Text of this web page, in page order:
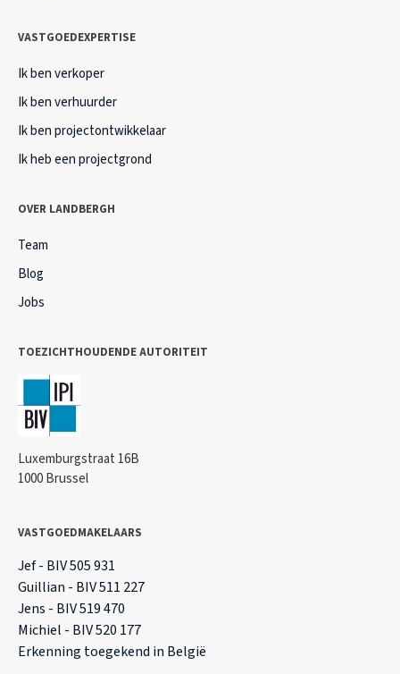
Ruime woning met grote tuin en zwembad in Merelbeke
VASTGOEDEXPERTISE
Ik ben verkoper
Ik ben verhuurder
Ik ben projectontwikkelaar
Ik heb een projectgrond
OVER LANDBERGH
Team
Blog
Jobs
TOEZICHTHOUDENDE AUTORITEIT
Luxemburgstraat 16B
1000 Brussel
VASTGOEDMAKELAARS
Jef - BIV 505 931
Guillian - BIV 511 227
Jens - BIV 519 470
Michiel - BIV 520 177
Erkenning toegekend in België